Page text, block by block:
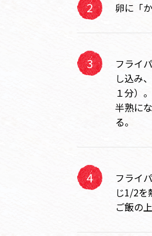
卵に「
フライ
し込み
１分）。
半熟に
る。
フライ
じ1/2を
ご飯の